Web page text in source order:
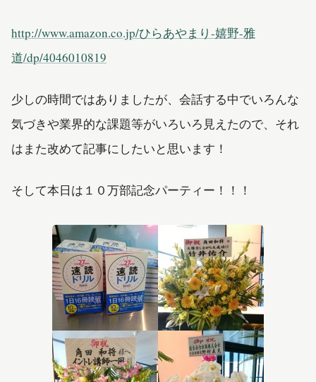
http://www.amazon.co.jp/ひらあやまり-嬉野-雅
道/dp/4046010819
少しの時間ではありましたが、会話する中でいろんな
気づきや業界的な課題等がいろいろ見えたので、それ
はまた改めて記事にしたいと思います！
そして本日は１０万部記念パーティー！！！